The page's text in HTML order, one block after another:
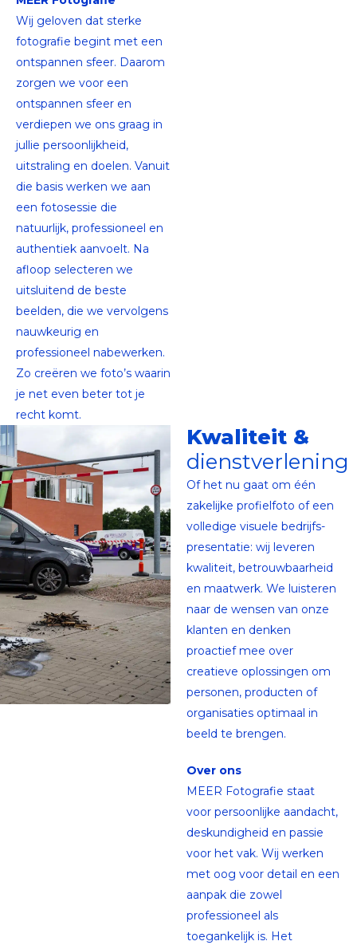
Wij geloven dat sterke
fotografie begint met een
ontspannen sfeer. Daarom
zorgen we voor een
ontspannen sfeer en
verdiepen we ons graag in
jullie persoonlijkheid,
uitstraling en doelen. Vanuit
die basis werken we aan
een fotosessie die
natuurlijk, professioneel en
authentiek aanvoelt. Na
afloop selecteren we
uitsluitend de beste
beelden, die we vervolgens
nauwkeurig en
professioneel nabewerken.
Zo creëren we foto’s waarin
je net even beter tot je
recht komt.
Kwaliteit &
dienstverlening
Of het nu gaat om één
zakelijke profielfoto of een
volledige visuele bedrijfs­
presentatie: wij leveren
kwaliteit, betrouwbaarheid
en maatwerk. We luisteren
naar de wensen van onze
klanten en denken
proactief mee over
creatieve oplossingen om
personen, producten of
organisaties optimaal in
beeld te brengen.
Over ons
MEER Fotografie staat
voor persoonlijke aandacht,
deskundigheid en passie
voor het vak. Wij werken
met oog voor detail en een
aanpak die zowel
professioneel als
toegankelijk is. Het